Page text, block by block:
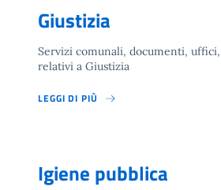
Giustizia
Servizi comunali, documenti,
relativi a Giustizia
LEGGI DI PIÙ
Igiene pubblica